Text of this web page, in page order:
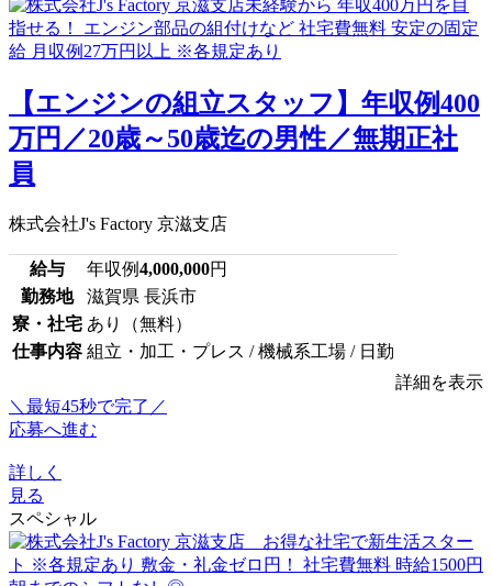
【エンジンの組立スタッフ】年収例400
万円／20歳～50歳迄の男性／無期正社
員
株式会社J's Factory 京滋支店
給与 年収例4,000,000円
勤務地
滋賀県 長浜市
寮・社宅 あり（無料）
仕事内容 組立・加工・プレス / 機械系工場 / 日勤
詳細を表示
＼最短45秒で完了／
応募へ進む
詳しく
見る
スペシャル